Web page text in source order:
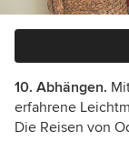
10. Abhängen.
erfahrene
Die Reisen von